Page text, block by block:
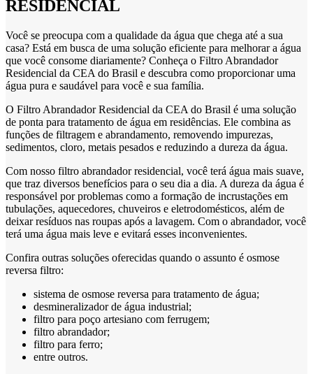
RESIDENCIAL
Você se preocupa com a qualidade da água que chega até a sua
casa? Está em busca de uma solução eficiente para melhorar a água
que você consome diariamente? Conheça o Filtro Abrandador
Residencial da CEA do Brasil e descubra como proporcionar uma
água pura e saudável para você e sua família.
O Filtro Abrandador Residencial da CEA do Brasil é uma solução
de ponta para tratamento de água em residências. Ele combina as
funções de filtragem e abrandamento, removendo impurezas,
sedimentos, cloro, metais pesados e reduzindo a dureza da água.
Com nosso filtro abrandador residencial, você terá água mais suave,
que traz diversos benefícios para o seu dia a dia. A dureza da água é
responsável por problemas como a formação de incrustações em
tubulações, aquecedores, chuveiros e eletrodomésticos, além de
deixar resíduos nas roupas após a lavagem. Com o abrandador, você
terá uma água mais leve e evitará esses inconvenientes.
Confira outras soluções oferecidas quando o assunto é osmose
reversa filtro:
sistema de osmose reversa para tratamento de água;
desmineralizador de água industrial;
filtro para poço artesiano com ferrugem;
filtro abrandador;
filtro para ferro;
entre outros.